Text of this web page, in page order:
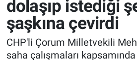
dolaşıp istediği
şaşkına çevirdi
CHP'li Çorum Milletvekili
saha çalışmaları
Doğa Konuşuyor
Dünya
Sağlık
Spor
Tüm Manşetler
Son Dakika Haberleri